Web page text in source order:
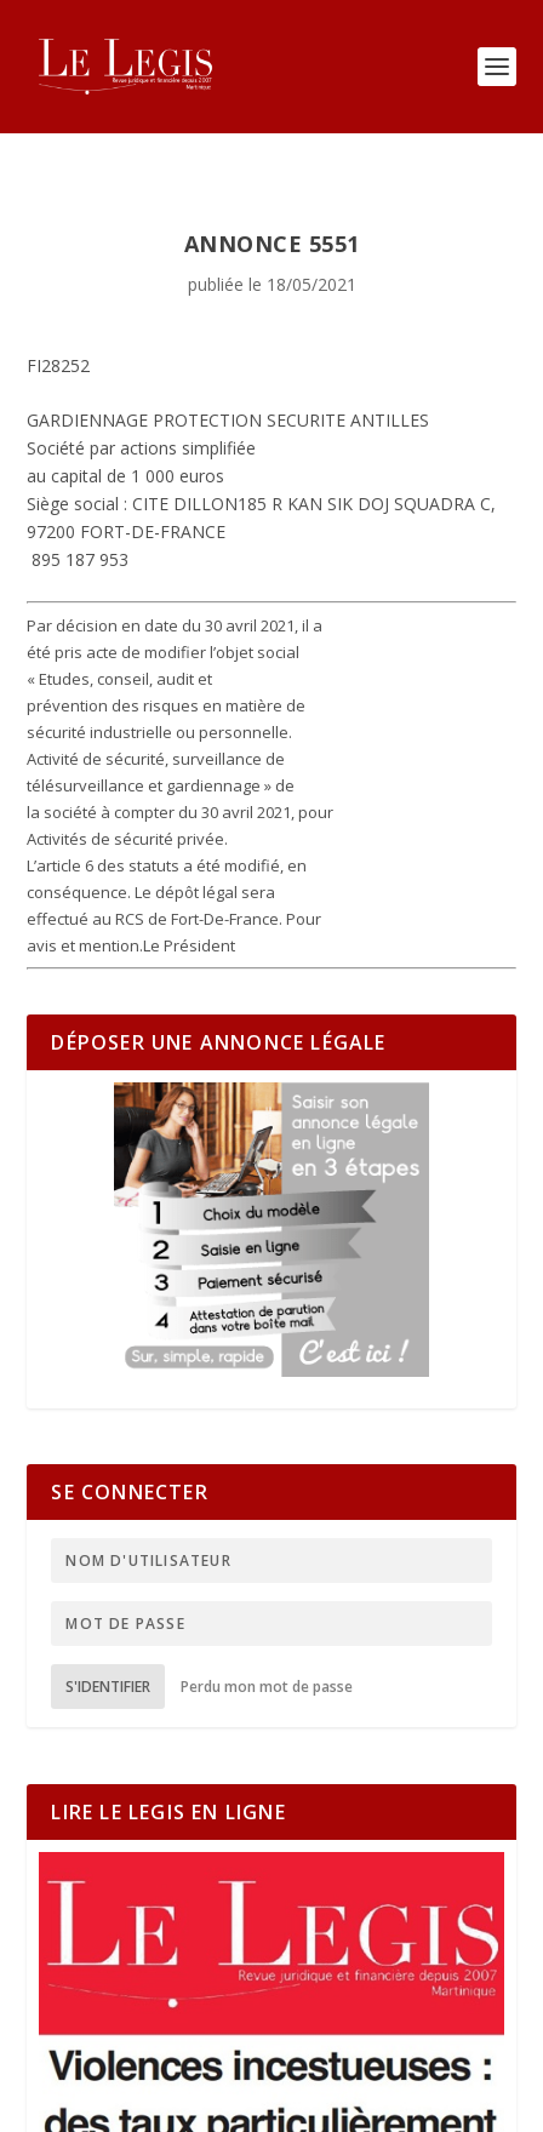
ANNONCE 5551
publiée le 18/05/2021
FI28252
GARDIENNAGE PROTECTION SECURITE ANTILLES
Société par actions simplifiée
au capital de 1 000 euros
Siège social : CITE DILLON185 R KAN SIK DOJ SQUADRA C,
97200 FORT-DE-FRANCE
895 187 953
Par décision en date du 30 avril 2021, il a
été pris acte de modifier l’objet social
« Etudes, conseil, audit et
prévention des risques en matière de
sécurité industrielle ou personnelle.
Activité de sécurité, surveillance de
télésurveillance et gardiennage » de
la société à compter du 30 avril 2021, pour
Activités de sécurité privée.
L’article 6 des statuts a été modifié, en
conséquence. Le dépôt légal sera
effectué au RCS de Fort-De-France. Pour
avis et mention.Le Président
DÉPOSER UNE ANNONCE LÉGALE
SE CONNECTER
S'IDENTIFIER Perdu mon mot de passe
LIRE LE LEGIS EN LIGNE